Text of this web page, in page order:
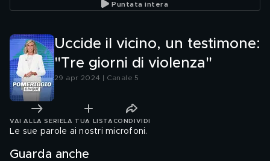
Puntata intera
Uccide il vicino, un testimone:
"Tre giorni di violenza"
29 apr 2024 | Canale 5
VAI ALLA SERIE LA TUA LISTA CONDIVIDI
Le sue parole ai nostri microfoni.
Guarda anche